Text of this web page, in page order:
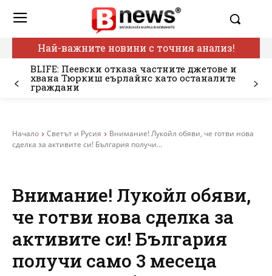
Най-важните новини с точния анализ!
BLIFE: Пеевски отказа частните джетове и
хвана Тюркиш еърлайнс като останалите
граждани
Начало Светът и Русия
Внимание! Лукойл обяви, че готви нова
сделка за активите си! България получи...
Внимание! Лукойл обяви,
че готви нова сделка за
активите си! България
получи само 3 месеца